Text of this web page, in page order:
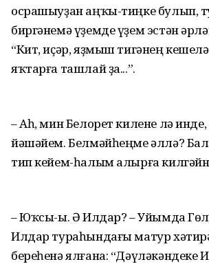
осрашыуҙан аңҡы-тиңке булып,
биргәнемә үҙемде үҙем эстән
“Кит, иҫәр, яҙмыш тигәнең
яҡтарға ташлай ҙа...”.
– Аһ, мин Белорет килене лә
йәшәйем. Белмәйһеңме әллә?
тип кейем-һалым алырға
– Юҡсы-ы. Ә Илдар? – Уйымда
Илдар тураһындағы матур
береһенә ялғана: “Дәүләкәндеке